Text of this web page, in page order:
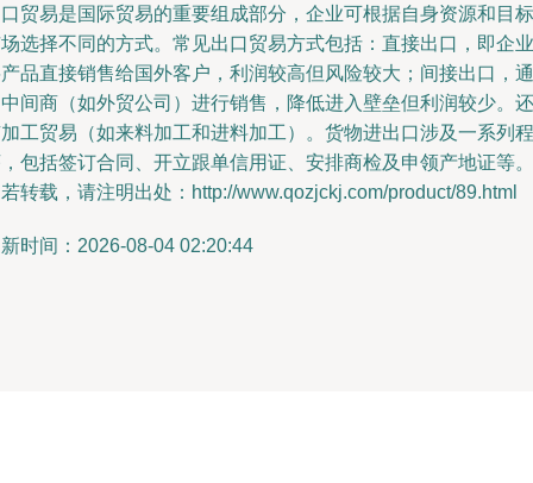
贸易是国际贸易的重要组成部分，企业可根据自身资源和目标
选择不同的方式。常见出口贸易方式包括：直接出口，即企业
品直接销售给国外客户，利润较高但风险较大；间接出口，通
间商（如外贸公司）进行销售，降低进入壁垒但利润较少。还
工贸易（如来料加工和进料加工）。货物进出口涉及一系列程
包括签订合同、开立跟单信用证、安排商检及申领产地证等
转载，请注明出处：http://www.qozjckj.com/product/89.html
时间：2026-08-04 02:20:44